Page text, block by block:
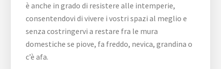
è anche in grado di resistere alle intemperie,
consentendovi di vivere i vostri spazi al meglio e
senza costringervi a restare fra le mura
domestiche se piove, fa freddo, nevica, grandina o
c’è afa.